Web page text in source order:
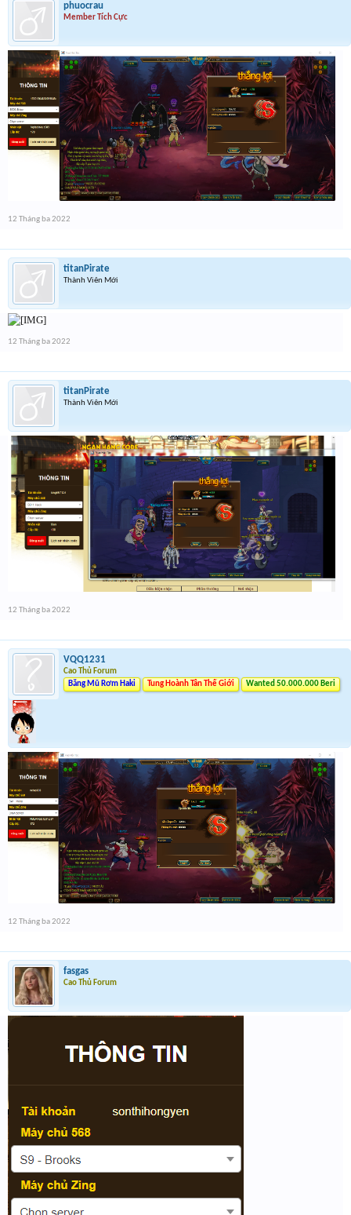
phuocrau
Member Tích Cực
12 Tháng ba 2022
titanPirate
Thành Viên Mới
12 Tháng ba 2022
titanPirate
Thành Viên Mới
12 Tháng ba 2022
VQQ1231
Cao Thủ Forum
Băng Mũ Rơm Haki
Tung Hoành Tân Thế Giới Wanted 50.000.000 Beri
12 Tháng ba 2022
fasgas
Cao Thủ Forum